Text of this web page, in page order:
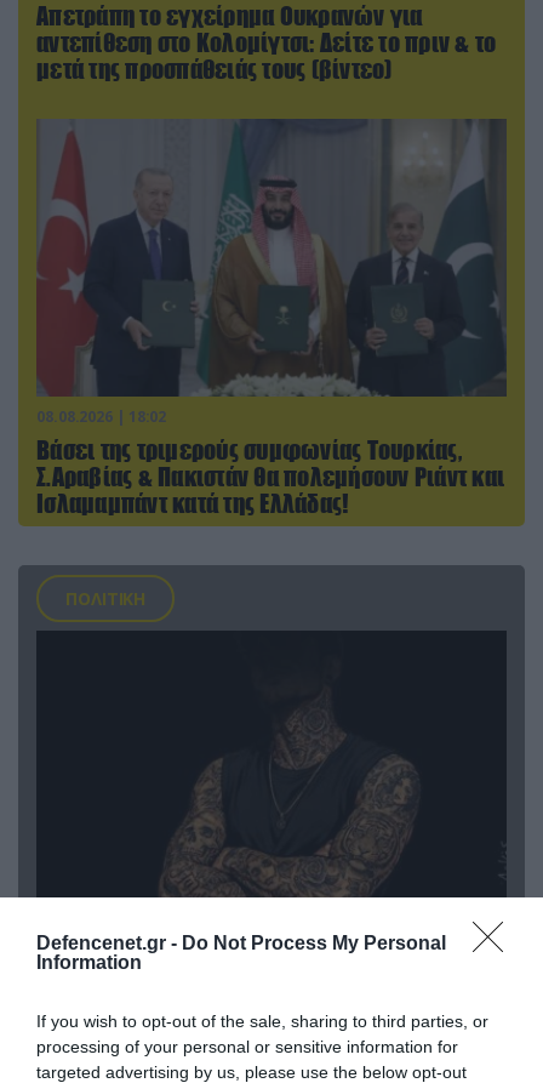
Defencenet.gr - Do Not Process My Personal
Information
If you wish to opt-out of the sale, sharing to third parties, or
processing of your personal or sensitive information for
targeted advertising by us, please use the below opt-out
Απετράπη το εγχείρημα Ουκρανών για
αντεπίθεση στο Κολομίγτσι: Δείτε το πριν & το
μετά της προσπάθειάς τους (βίντεο)
08.08.2026 | 18:02
Βάσει της τριμερούς συμφωνίας Τουρκίας,
Σ.Αραβίας & Πακιστάν θα πολεμήσουν Ριάντ και
Ισλαμαμπάντ κατά της Ελλάδας!
ΠΟΛΙΤΙΚΗ
«Η απόλυτη τραγωδία»: Η «αιχμηρή» ανάρτηση